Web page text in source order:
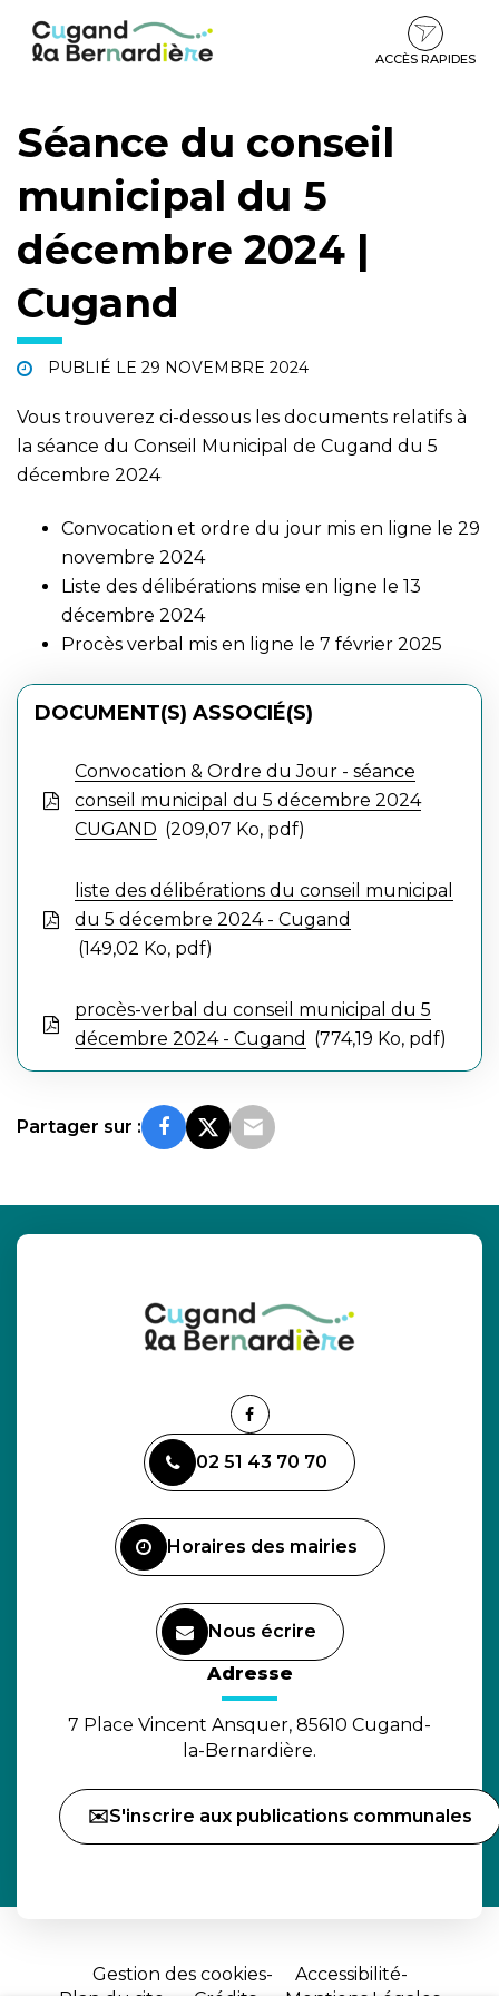
contenu
pied
ACCÈS RAPIDES
Séance du conseil
municipal du 5
décembre 2024 |
Cugand
PUBLIÉ LE 29 NOVEMBRE 2024
Vous trouverez ci-dessous les documents relatifs à
la séance du Conseil Municipal de Cugand du 5
décembre 2024
Convocation et ordre du jour mis en ligne le 29
novembre 2024
Liste des délibérations mise en ligne le 13
décembre 2024
Procès verbal mis en ligne le 7 février 2025
DOCUMENT(S) ASSOCIÉ(S)
Convocation & Ordre du Jour - séance
conseil municipal du 5 décembre 2024
CUGAND
209,07 Ko, pdf
liste des délibérations du conseil municipal
du 5 décembre 2024 - Cugand
149,02 Ko, pdf
procès-verbal du conseil municipal du 5
décembre 2024 - Cugand
774,19 Ko, pdf
Partager sur :
Lien
le
compte
02 51 43 70 70
Horaires des mairies
Nous écrire
(ouverture dans un nouvel
Adresse
7 Place Vincent Ansquer, 85610 Cugand-
la-Bernardière.
✉️S'inscrire aux publications communales
Gestion des cookies
Accessibilité